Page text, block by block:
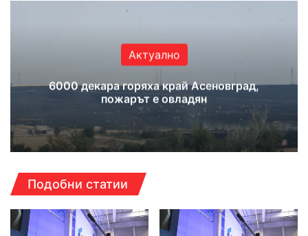
Актуално
6000 декара горяха край Асеновград,
пожарът е овладян
Подобни статии